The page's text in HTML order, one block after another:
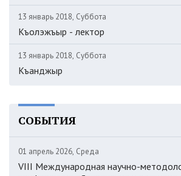
13 январь 2018, Суббота
Къолэжъыр - лектор
13 январь 2018, Суббота
Къанджыр
СОБЫТИЯ
01 апрель 2026, Среда
VIII Международная научно-